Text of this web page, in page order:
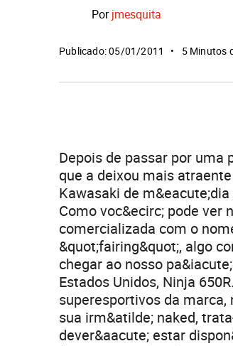
Porjmesquita
Publicado: 05/01/2011 5 Minutos
Depois de passar por uma
que a deixou mais
Kawasaki de
Como voc&ecirc; pode ver
comercializada com o
&quot;fairing&quot;, algo
chegar ao nosso
Estados Unidos, Ninja
superesportivos da
sua irm&atilde; naked,
dever&aacute; estar